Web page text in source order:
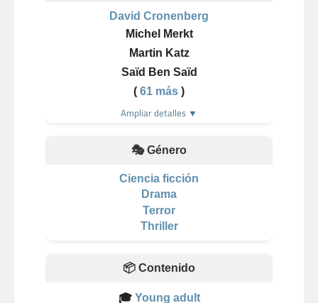
David Cronenberg
Michel Merkt
Martin Katz
Saïd Ben Saïd
( 61 más )
Ampliar detalles ▼
🎭 Género
Ciencia ficción
Drama
Terror
Thriller
📦 Contenido
🎓 Young adult